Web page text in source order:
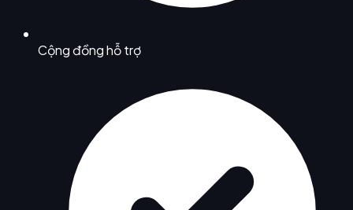
Cộng đồng hỗ trợ